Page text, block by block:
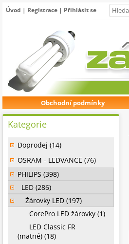
Úvod | Registrace | Přihlásit se
Obchodní podmínky
Kategorie
Doprodej (14)
OSRAM - LEDVANCE (76)
PHILIPS (398)
LED (286)
Žárovky LED (197)
CorePro LED žárovky (1)
LED Classic FR
(matné) (18)